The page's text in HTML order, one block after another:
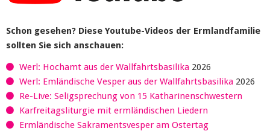
Schon gesehen? Diese Youtube-Videos der Ermlandfamilie
sollten Sie sich anschauen:
Werl: Hochamt aus der Wallfahrtsbasilika 2026
Werl: Emländische Vesper aus der Wallfahrtsbasilika 2026
Re-Live: Seligsprechung von 15 Katharinenschwestern
Karfreitagsliturgie mit ermländischen Liedern
Ermländische Sakramentsvesper am Ostertag